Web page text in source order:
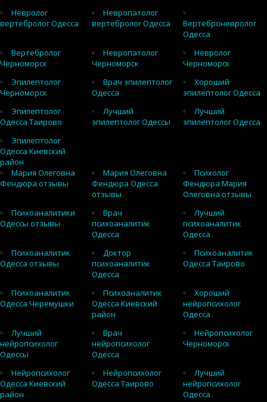
Невролог
вертебролог Одесса
Невропатолог
вертебролог Одесса
Вертеброневролог
Одесса
Вертебролог
Черноморск
Невропатолог
Черноморск
Невролог
Черноморск
Эпилептолог
Черноморск
Врач эпилептолог
Одесса
Хороший
эпилептолог Одесса
Эпилептолог
Одесса Таирово
Лучший
эпилептолог Одессы
Лучший
эпилептолог Одесса
Эпилептолог
Одесса Киевский
район
Мария Олеговна
Фендюра отзывы
Мария Олеговна
Фендюра Одесса
отзывы
Психолог
Фендюра Мария
Олеговна отзывы
Психоаналитики
Одессы отзывы
Врач
психоаналитик
Одесса
Лучший
психоаналитик
Одесса
Психоаналитик
Одесса отзывы
Доктор
психоаналитик
Одесса
Психоаналитик
Одесса Таирово
Психоаналитик
Одесса Черемушки
Психоаналитик
Одесса Киевский
район
Хороший
нейропсихолог
Одесса
Лучший
нейропсихолог
Одессы
Врач
нейропсихолог
Одесса
Нейропсихолог
Черноморск
Нейропсихолог
Одесса Киевский
район
Нейропсихолог
Одесса Таирово
Лучший
нейропсихолог
Одесса